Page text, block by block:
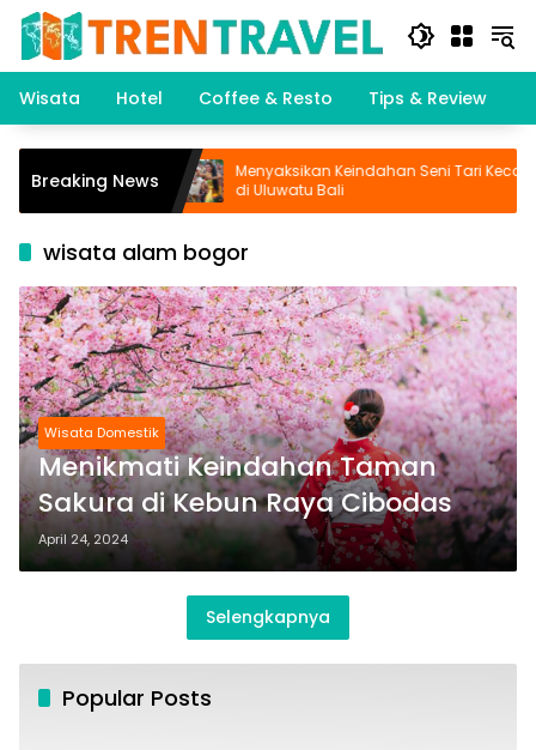
Langsung
konten
Wisata
Hotel Coffee & Resto Tips & Review
Breaking News
Wisata
Menyaksikan Keindahan Seni Tari Kecak
di Uluwatu Bali
wisata alam bogor
Wisata Domestik
Menikmati Keindahan Taman
Sakura di Kebun Raya Cibodas
April 24, 2024
Selengkapnya
Popular Posts